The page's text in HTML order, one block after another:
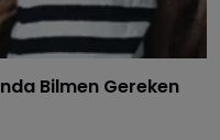
Bilmen Gereken